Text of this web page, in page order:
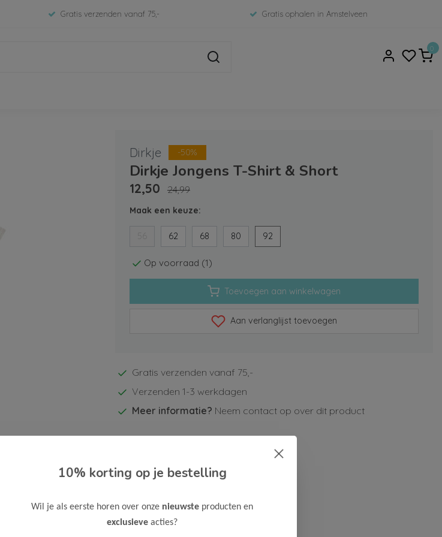
Gratis verzenden vanaf 75,- Gratis ophalen in Amstelveen
0
Dirkje -50%
Dirkje Jongens T-Shirt & Short
12,50 24,99
Maak een keuze:
62 68 80 92
Op voorraad (1)
Toevoegen aan winkelwagen
Aan verlanglijst toevoegen
Gratis verzenden vanaf 75,-
Verzenden 1-3 werkdagen
Meer informatie? Neem contact op over dit product
10% korting op je bestelling
Wil je als eerste horen over onze nieuwste producten en
exclusieve acties?